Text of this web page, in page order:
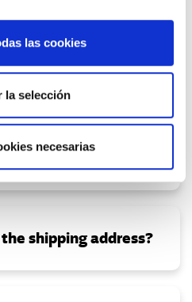
las cookies
la selección
necesarias
of my shipment
shipping address?